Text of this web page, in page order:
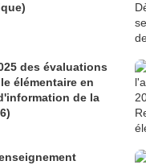
des évaluations
élémentaire en
de la